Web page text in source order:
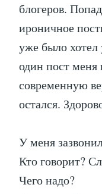
блогеров.
ироничное
уже было хотел
один пост меня
современную
остался.
У меня
Кто говорит?
Чего надо?